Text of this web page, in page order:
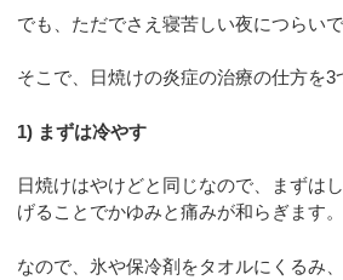
でも、ただでさえ寝苦しい夜につらいで
そこで、日焼けの炎症の治療の仕方を3
1) まずは冷やす
日焼けはやけどと同じなので、まずは
げることでかゆみと痛みが和らぎます。
なので、氷や保冷剤をタオルにくるみ